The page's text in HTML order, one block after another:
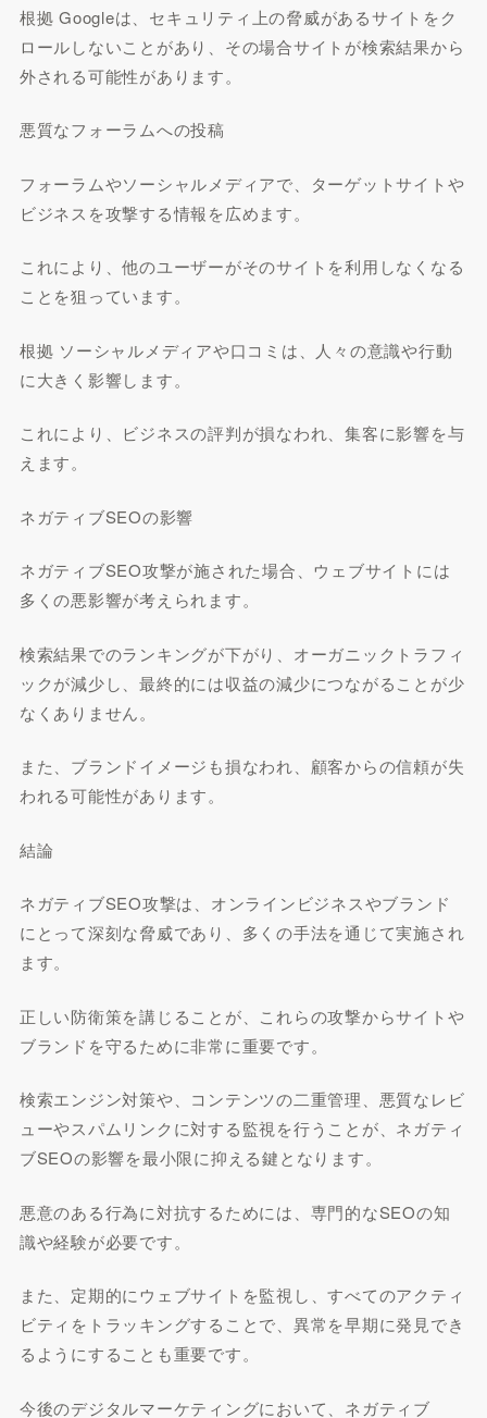
根拠 Googleは、セキュリティ上の脅威があるサイトをク
ロールしないことがあり、その場合サイトが検索結果から
外される可能性があります。
悪質なフォーラムへの投稿
フォーラムやソーシャルメディアで、ターゲットサイトや
ビジネスを攻撃する情報を広めます。
これにより、他のユーザーがそのサイトを利用しなくなる
ことを狙っています。
根拠 ソーシャルメディアや口コミは、人々の意識や行動
に大きく影響します。
これにより、ビジネスの評判が損なわれ、集客に影響を与
えます。
ネガティブSEOの影響
ネガティブSEO攻撃が施された場合、ウェブサイトには
多くの悪影響が考えられます。
検索結果でのランキングが下がり、オーガニックトラフィ
ックが減少し、最終的には収益の減少につながることが少
なくありません。
また、ブランドイメージも損なわれ、顧客からの信頼が失
われる可能性があります。
結論
ネガティブSEO攻撃は、オンラインビジネスやブランド
にとって深刻な脅威であり、多くの手法を通じて実施され
ます。
正しい防衛策を講じることが、これらの攻撃からサイトや
ブランドを守るために非常に重要です。
検索エンジン対策や、コンテンツの二重管理、悪質なレビ
ューやスパムリンクに対する監視を行うことが、ネガティ
ブSEOの影響を最小限に抑える鍵となります。
悪意のある行為に対抗するためには、専門的なSEOの知
識や経験が必要です。
また、定期的にウェブサイトを監視し、すべてのアクティ
ビティをトラッキングすることで、異常を早期に発見でき
るようにすることも重要です。
今後のデジタルマーケティングにおいて、ネガティブ